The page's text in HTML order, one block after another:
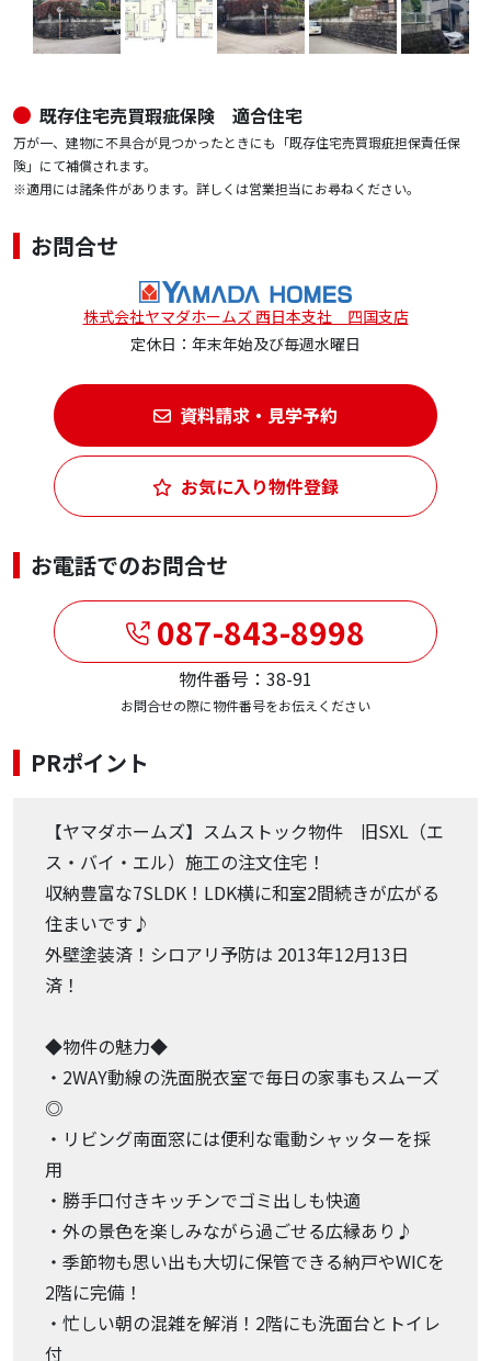
既存住宅売買瑕疵保険 適合住宅
万が一、建物に不具合が見つかったときにも「既存住宅売買瑕疵担保責任保
険」にて補償されます。
※適用には諸条件があります。詳しくは営業担当にお尋ねください。
お問合せ
株式会社ヤマダホームズ 西日本支社 四国支店
定休日：年末年始及び毎週水曜日
資料請求・見学予約
お気に入り物件登録
お電話でのお問合せ
087-843-8998
物件番号：38-91
お問合せの際に物件番号をお伝えください
PRポイント
【ヤマダホームズ】スムストック物件 旧SXL（エ
ス・バイ・エル）施工の注文住宅！
収納豊富な7SLDK！LDK横に和室2間続きが広がる
住まいです♪
外壁塗装済！シロアリ予防は 2013年12月13日
済！
◆物件の魅力◆
・2WAY動線の洗面脱衣室で毎日の家事もスムーズ
◎
・リビング南面窓には便利な電動シャッターを採
用
・勝手口付きキッチンでゴミ出しも快適
・外の景色を楽しみながら過ごせる広縁あり♪
・季節物も思い出も大切に保管できる納戸やWICを
2階に完備！
・忙しい朝の混雑を解消！2階にも洗面台とトイレ
付